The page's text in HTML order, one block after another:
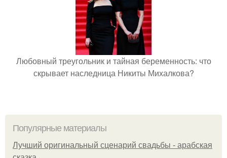
Любовный треугольник и тайная беременность: что
скрывает наследница Никиты Михалкова?
Популярные материалы
Лучший оригинальный сценарий свадьбы - арабская